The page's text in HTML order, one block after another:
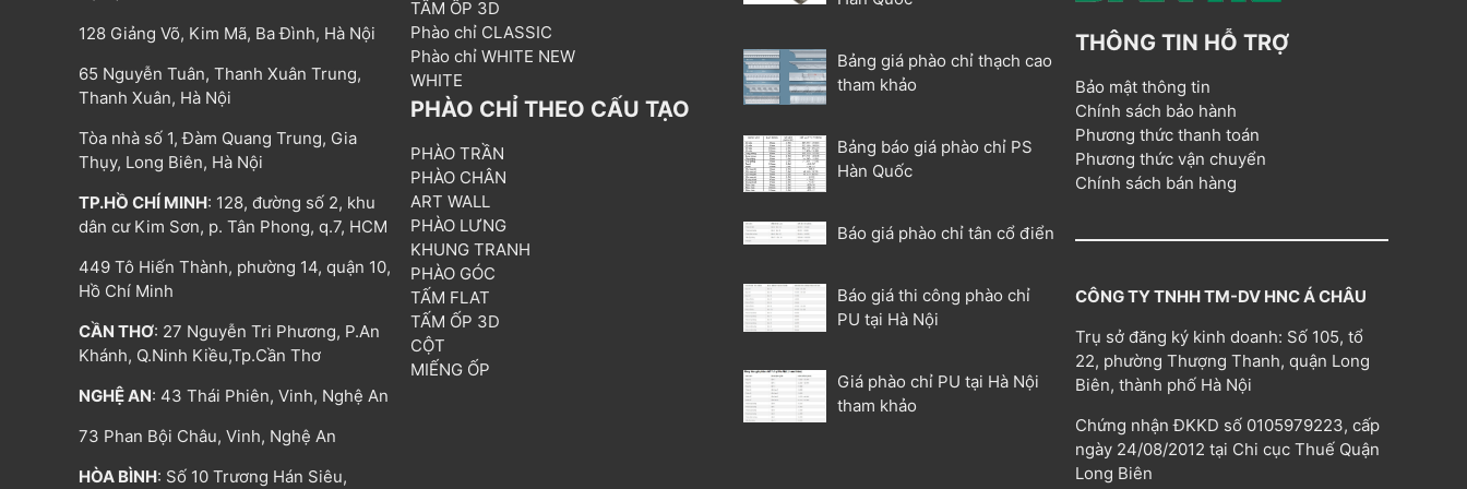
128 Giảng Võ, Kim Mã, Ba Đình, Hà Nội
65 Nguyễn Tuân, Thanh Xuân Trung,
Thanh Xuân, Hà Nội
Tòa nhà số 1, Đàm Quang Trung, Gia
Thụy, Long Biên, Hà Nội
TP.HỒ CHÍ MINH: 128, đường số 2, khu
dân cư Kim Sơn, p. Tân Phong, q.7, HCM
449 Tô Hiến Thành, phường 14, quận 10,
Hồ Chí Minh
CẦN THƠ: 27 Nguyễn Tri Phương, P.An
Khánh, Q.Ninh Kiều,Tp.Cần Thơ
NGHỆ AN: 43 Thái Phiên, Vinh, Nghệ An
73 Phan Bội Châu, Vinh, Nghệ An
HÒA BÌNH: Số 10 Trương Hán Siêu,
TẤM ỐP 3D
Phào chỉ CLASSIC
Phào chỉ WHITE NEW
WHITE
PHÀO CHỈ THEO CẤU TẠO
PHÀO TRẦN
PHÀO CHÂN
ART WALL
PHÀO LƯNG
KHUNG TRANH
PHÀO GÓC
TẤM FLAT
TẤM ỐP 3D
CỘT
MIẾNG ỐP
Bảng giá phào chỉ thạch cao
tham khảo
Bảng báo giá phào chỉ PS
Hàn Quốc
Báo giá phào chỉ tân cổ điển
Báo giá thi công phào chỉ
PU tại Hà Nội
Giá phào chỉ PU tại Hà Nội
tham khảo
THÔNG TIN HỖ TRỢ
Bảo mật thông tin
Chính sách bảo hành
Phương thức thanh toán
Phương thức vận chuyển
Chính sách bán hàng
CÔNG TY TNHH TM-DV HNC Á CHÂU
Trụ sở đăng ký kinh doanh: Số 105, tổ
22, phường Thượng Thanh, quận Long
Biên, thành phố Hà Nội
Chứng nhận ĐKKD số 0105979223, cấp
ngày 24/08/2012 tại Chi cục Thuế Quận
Long Biên